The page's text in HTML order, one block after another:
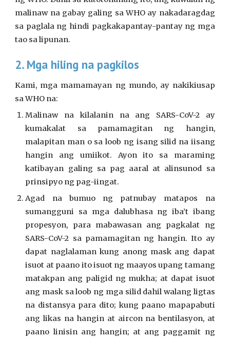
malinaw na gabay galing sa WHO ay nakadaragdag
sa paglala ng hindi pagkakapantay-pantay ng mga
tao sa lipunan.
2. Mga hiling na pagkilos
Kami, mga mamamayan ng mundo, ay nakikiusap
sa WHO na:
Malinaw na kilalanin na ang SARS-CoV-2 ay
kumakalat sa pamamagitan ng hangin,
malapitan man o sa loob ng isang silid na iisang
hangin ang umiikot. Ayon ito sa maraming
katibayan galing sa pag aaral at alinsunod sa
prinsipyo ng pag-iingat.
Agad na bumuo ng patnubay matapos na
sumangguni sa mga dalubhasa ng iba’t ibang
propesyon, para mabawasan ang pagkalat ng
SARS-CoV-2 sa pamamagitan ng hangin. Ito ay
dapat naglalaman kung anong mask ang dapat
isuot at paano ito isuot ng maayos upang tamang
matakpan ang paligid ng mukha; at dapat isuot
ang mask sa loob ng mga silid dahil walang ligtas
na distansya para dito; kung paano mapapabuti
ang likas na hangin at aircon na bentilasyon, at
paano linisin ang hangin; at ang paggamit ng